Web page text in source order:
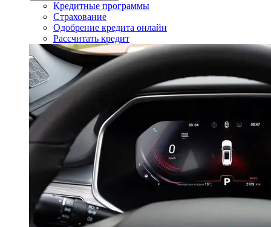
Кредитные программы
Страхование
Одобрение кредита онлайн
Рассчитать кредит